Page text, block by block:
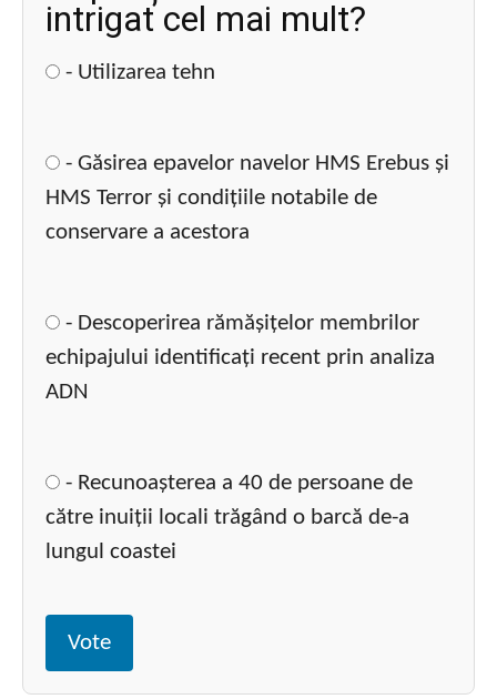
intrigat cel mai mult?
- Utilizarea tehn
- Găsirea epavelor navelor HMS Erebus și
HMS Terror și condițiile notabile de
conservare a acestora
- Descoperirea rămășițelor membrilor
echipajului identificați recent prin analiza
ADN
- Recunoașterea a 40 de persoane de
către inuiții locali trăgând o barcă de-a
lungul coastei
Vote